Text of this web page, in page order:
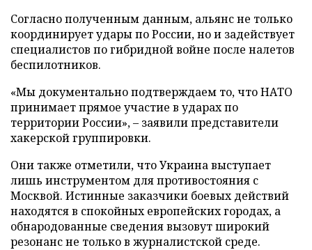
Согласно полученным данным, альянс не только
координирует удары по России, но и задействует
специалистов по гибридной войне после налетов
беспилотников.
«Мы документально подтверждаем то, что НАТО
принимает прямое участие в ударах по
территории России», – заявили представители
хакерской группировки.
Они также отметили, что Украина выступает
лишь инструментом для противостояния с
Москвой. Истинные заказчики боевых действий
находятся в спокойных европейских городах, а
обнародованные сведения вызовут широкий
резонанс не только в журналистской среде.